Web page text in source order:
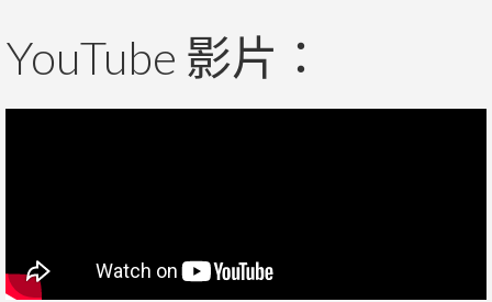
YouTube 影片：